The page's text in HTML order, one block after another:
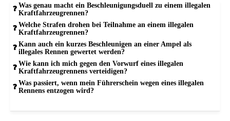
Was genau macht ein Beschleunigungsduell zu einem illegalen
Kraftfahrzeugrennen?
Welche Strafen drohen bei Teilnahme an einem illegalen
Kraftfahrzeugrennen?
Kann auch ein kurzes Beschleunigen an einer Ampel als
illegales Rennen gewertet werden?
Wie kann ich mich gegen den Vorwurf eines illegalen
Kraftfahrzeugrennens verteidigen?
Was passiert, wenn mein Führerschein wegen eines illegalen
Rennens entzogen wird?